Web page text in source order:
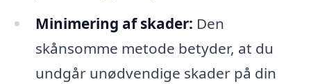
Minimering af skader: Den
skånsomme metode betyder, at du
undgår unødvendige skader på din